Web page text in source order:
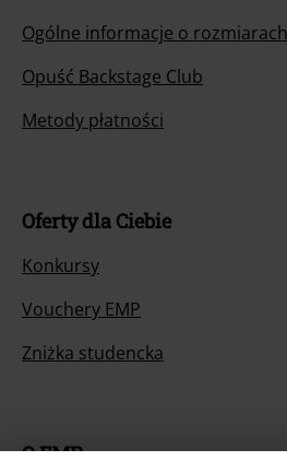
Ogólne informacje o rozmiarach
Opuść Backstage Club
Metody płatności
Oferty dla Ciebie
Konkursy
Vouchery EMP
Zniżka studencka
O EMP